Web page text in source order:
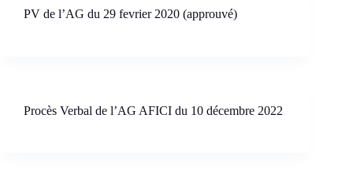
PV de l’AG du 29 fevrier 2020 (approuvé)
Procès Verbal de l’AG AFICI du 10 décembre 2022